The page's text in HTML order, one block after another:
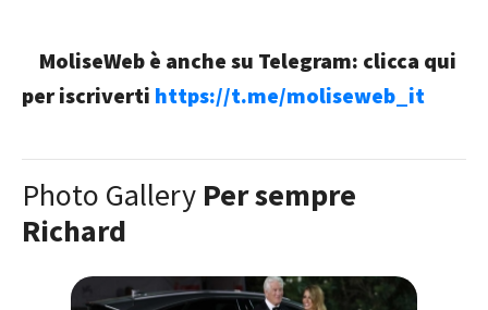
MoliseWeb è anche su Telegram: clicca qui
per iscriverti https://t.me/moliseweb_it
Photo Gallery Per sempre
Richard